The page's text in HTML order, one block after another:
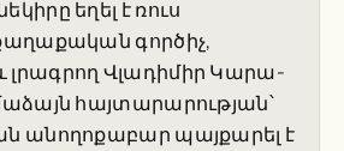
եղել է ռուս
գործիչ,
Վլադիմիր Կարա-
հայտարարության՝
անողոքաբար պայքարել է